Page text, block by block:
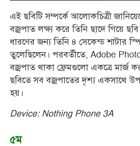
এই ছবিটি সম্পর্কে আলোকচিত্রী
বজ্রপাত লক্ষ্য করে তিনি ছাদে গিয়ে
ধারণের জন্য তিনি ৪ সেকেন্ড শাটার
তুলেছিলেন। পরবর্তীতে, Adobe
বজ্রপাত থাকা ফ্রেমগুলো একত্রে মার্জ
ছবিতে সব বজ্রপাতের দৃশ্য একসাথে
হয়।
Device: Nothing Phone 3A
৫ম